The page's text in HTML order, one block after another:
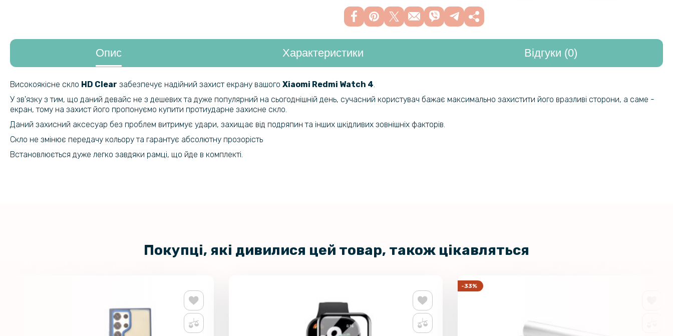
Протиударне захисне скло SoftGlass Full
Cover PMMA для Xiaomi Redmi Watch 4, Black
Захисне скло AMULET 2.5D HD Antistatic для
Apple iPhone XR / 11, Black
189 грн
Протиударна гідрогелева плівка Hydrogel
Опис Характеристики Відгуки (0)
Високоякісне скло HD Clear забезпечує надійний захист екрану вашого Xiaomi Redmi Watch 4​
У зв'язку з тим, що даний девайс не з дешевих та дуже популярний на сьогоднішній день, сучасний користувач бажає максимально захистити його вразливі сторони, а саме -
екран, тому на захист його пропонуємо купити протиударне захисне скло.
Даний захисний аксесуар без проблем витримує удари, захищає від подряпин та інших шкідливих зовнішніх факторів.
Скло не змінює передачу кольору та гарантує абсолютну прозорість
Встановлюється дуже легко завдяки рамці, що йде в комплекті.
Покупці, які дивилися цей товар, також цікавляться
-33%